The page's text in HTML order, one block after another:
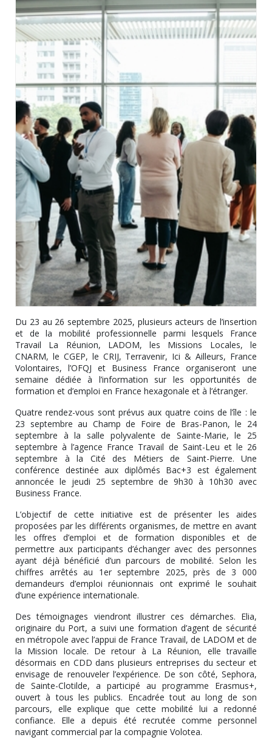
Du 23 au 26 septembre 2025, plusieurs acteurs de l’insertion
et de la mobilité professionnelle parmi lesquels France
Travail La Réunion, LADOM, les Missions Locales, le
CNARM, le CGEP, le CRIJ, Terravenir, Ici & Ailleurs, France
Volontaires, l’OFQJ et Business France organiseront une
semaine dédiée à l’information sur les opportunités de
formation et d’emploi en France hexagonale et à l’étranger.
Quatre rendez-vous sont prévus aux quatre coins de l’île : le
23 septembre au Champ de Foire de Bras-Panon, le 24
septembre à la salle polyvalente de Sainte-Marie, le 25
septembre à l’agence France Travail de Saint-Leu et le 26
septembre à la Cité des Métiers de Saint-Pierre. Une
conférence destinée aux diplômés Bac+3 est également
annoncée le jeudi 25 septembre de 9h30 à 10h30 avec
Business France.
L’objectif de cette initiative est de présenter les aides
proposées par les différents organismes, de mettre en avant
les offres d’emploi et de formation disponibles et de
permettre aux participants d’échanger avec des personnes
ayant déjà bénéficié d’un parcours de mobilité. Selon les
chiffres arrêtés au 1er septembre 2025, près de 3 000
demandeurs d’emploi réunionnais ont exprimé le souhait
d’une expérience internationale.
Des témoignages viendront illustrer ces démarches. Elia,
originaire du Port, a suivi une formation d’agent de sécurité
en métropole avec l’appui de France Travail, de LADOM et de
la Mission locale. De retour à La Réunion, elle travaille
désormais en CDD dans plusieurs entreprises du secteur et
envisage de renouveler l’expérience. De son côté, Sephora,
de Sainte-Clotilde, a participé au programme Erasmus+,
ouvert à tous les publics. Encadrée tout au long de son
parcours, elle explique que cette mobilité lui a redonné
confiance. Elle a depuis été recrutée comme personnel
navigant commercial par la compagnie Volotea.